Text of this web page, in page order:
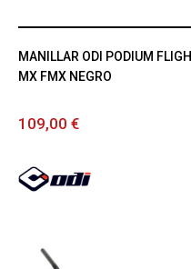
MANILLAR ODI PODIUM
MX FMX NEGRO
109,00 €